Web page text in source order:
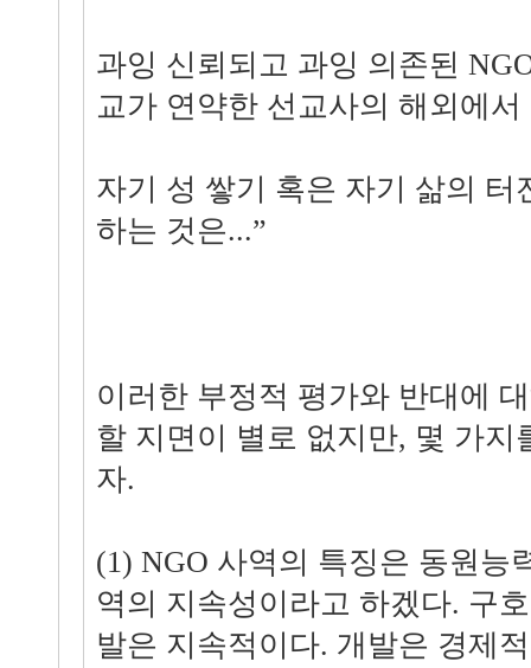
과잉 신뢰되고 과잉 의존된
교가 연약한 선교사의 해외에서
자기 성 쌓기 혹은 자기 삶의 터
하는 것은...”
이러한 부정적 평가와 반대에
할 지면이 별로 없지만, 몇 가지
자.
(1) NGO 사역의 특징은 동원능
역의 지속성이라고 하겠다. 구
발은 지속적이다. 개발은 경제